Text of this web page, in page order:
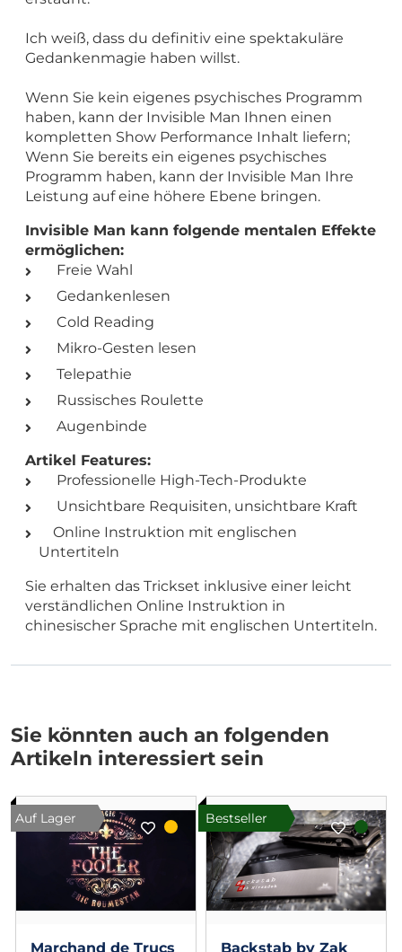
Ich weiß, dass du definitiv eine spektakuläre
Gedankenmagie haben willst.
Wenn Sie kein eigenes psychisches Programm
haben, kann der Invisible Man Ihnen einen
kompletten Show Performance Inhalt liefern;
Wenn Sie bereits ein eigenes psychisches
Programm haben, kann der Invisible Man Ihre
Leistung auf eine höhere Ebene bringen.
Invisible Man kann folgende mentalen Effekte
ermöglichen:
Freie Wahl
Gedankenlesen
Cold Reading
Mikro-Gesten lesen
Telepathie
Russisches Roulette
Augenbinde
Artikel Features:
Professionelle High-Tech-Produkte
Unsichtbare Requisiten, unsichtbare Kraft
Online Instruktion mit englischen
Untertiteln
Sie erhalten das Trickset inklusive einer leicht
verständlichen Online Instruktion in
chinesischer Sprache mit englischen Untertiteln.
Sie könnten auch an folgenden
Artikeln interessiert sein
Auf Lager
Marchand de Trucs
Bestseller
Backstab by Zak